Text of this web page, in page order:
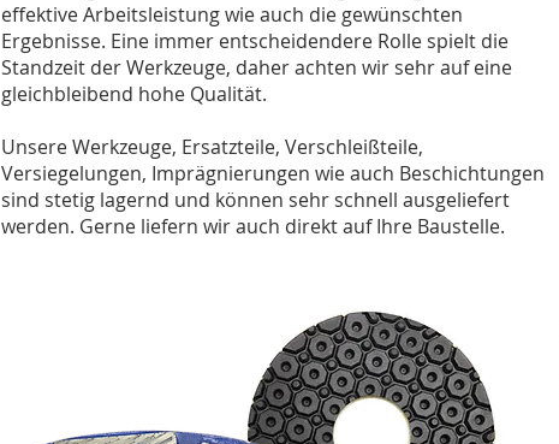
effektive Arbeitsleistung wie auch die gewünschten
Ergebnisse. Eine immer entscheidendere Rolle spielt die
Standzeit der Werkzeuge, daher achten wir sehr auf eine
gleichbleibend hohe Qualität.
Unsere Werkzeuge, Ersatzteile, Verschleißteile,
Versiegelungen, Imprägnierungen wie auch Beschichtungen
sind stetig lagernd und können sehr schnell ausgeliefert
werden. Gerne liefern wir auch direkt auf Ihre Baustelle.